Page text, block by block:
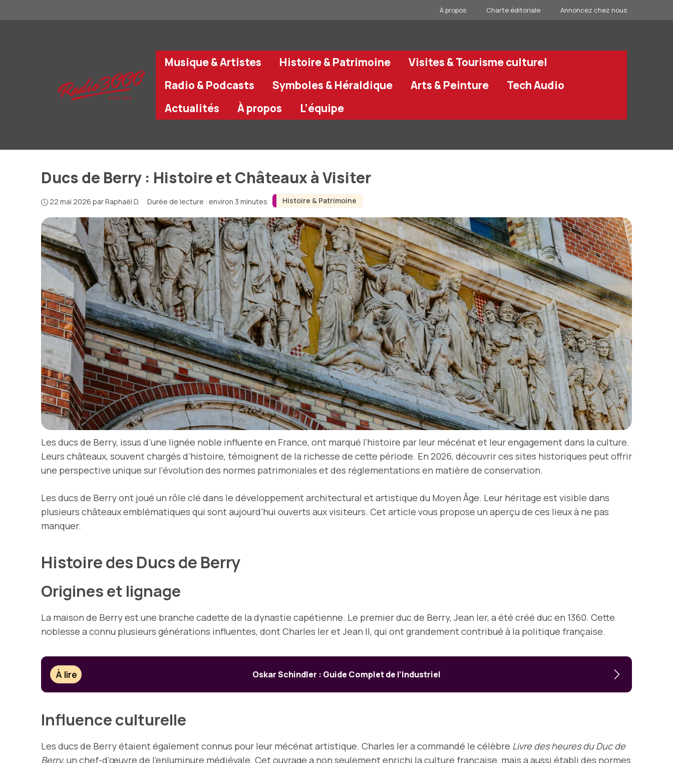
au
À propos Charte éditoriale Annoncez chez nous
Musique & Artistes Histoire & Patrimoine
Visites & Tourisme culturel
Radio & Podcasts
Symboles & Héraldique Arts & Peinture
Tech Audio
Actualités
À propos L’équipe
Histoire & Patrimoine
Ducs de Berry : Histoire et Châteaux à Visiter
22 mai 2026 parRaphaël D. · Durée de lecture : environ 3 minutes
Les ducs de Berry, issus d’une lignée noble influente en France, ont marqué l’histoire par leur mécénat et leur engagement dans la culture.
Leurs châteaux, souvent chargés d’histoire, témoignent de la richesse de cette période. En 2026, découvrir ces sites historiques peut offrir
une perspective unique sur l’évolution des normes patrimoniales et des réglementations en matière de conservation.
Les ducs de Berry ont joué un rôle clé dans le développement architectural et artistique du Moyen Âge. Leur héritage est visible dans
plusieurs châteaux emblématiques qui sont aujourd’hui ouverts aux visiteurs. Cet article vous propose un aperçu de ces lieux à ne pas
manquer.
Histoire des Ducs de Berry
Origines et lignage
La maison de Berry est une branche cadette de la dynastie capétienne. Le premier duc de Berry, Jean Ier, a été créé duc en 1360. Cette
noblesse a connu plusieurs générations influentes, dont Charles Ier et Jean II, qui ont grandement contribué à la politique française.
À lire Oskar Schindler : Guide Complet de l’Industriel
Influence culturelle
Les ducs de Berry étaient également connus pour leur mécénat artistique. Charles Ier a commandé le célèbre Livre des heures du Duc de
Berry, un chef-d’œuvre de l’enluminure médiévale. Cet ouvrage a non seulement enrichi la culture française, mais a aussi établi des normes